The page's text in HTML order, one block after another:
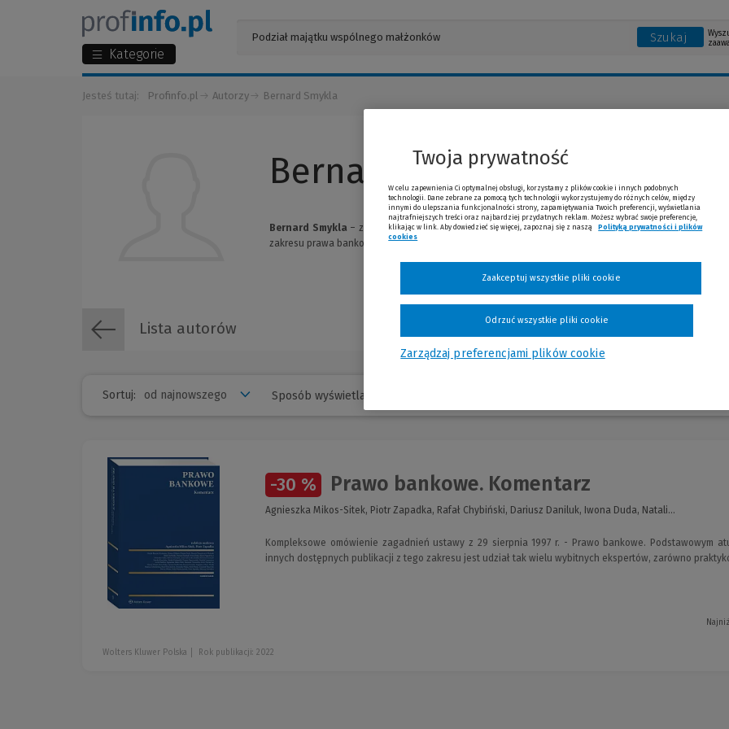
Kategorie
Szukaj
Jesteś tutaj: Profinfo.pl Autorzy Bernard Smykla
Bernard Smykla
Bernard Smykla – zastępca dyrektora Departamentu Prawnego Narodowego Banku Polskiego,
zakresu prawa bankowego.
Lista autorów
Sortuj: Sposób wyświetlania
-30 % Prawo bankowe. Komentarz
Agnieszka Mikos-Sitek, Piotr Zapadka, Rafał Chybiński, Dariusz Daniluk, Iwona Duda, Natali...
Kompleksowe omówienie zagadnień ustawy z 29 sierpnia 1997 r. - Prawo bankowe. Podstawowym
innych dostępnych publikacji z tego zakresu jest udział tak wielu wybitnych ekspertów, zarówno
Wolters Kluwer Polska Rok publikacji: 2022
Twoja prywatność
W celu zapewnienia Ci optymalnej obsługi, korzystamy z plików cookie i innych podobnych
technologii. Dane zebrane za pomocą tych technologii wykorzystujemy do różnych celów, między
innymi do ulepszania funkcjonalności strony, zapamiętywania Twoich preferencji, wyświetlania
najtrafniejszych treści oraz najbardziej przydatnych reklam. Możesz wybrać swoje preferencje,
klikając w link. Aby dowiedzieć się więcej, zapoznaj się z naszą
Polityką prywatności i plików
cookies
Zarządzaj preferencjami plików cookie
Odrzuć wszystkie pliki cookie
Zaakceptuj wszystkie pliki cookie